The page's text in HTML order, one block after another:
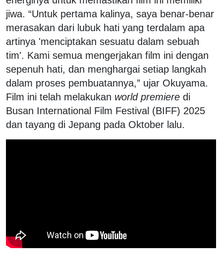
jiwa. “Untuk pertama kalinya, saya benar-benar
merasakan dari lubuk hati yang terdalam apa
artinya 'menciptakan sesuatu dalam sebuah
tim'. Kami semua mengerjakan film ini dengan
sepenuh hati, dan menghargai setiap langkah
dalam proses pembuatannya,” ujar Okuyama.
Film ini telah melakukan world premiere di
Busan International Film Festival (BIFF) 2025
dan tayang di Jepang pada Oktober lalu.